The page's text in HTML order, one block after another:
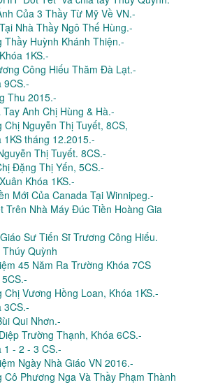
Của 3 Thầy Từ Mỹ Về VN.-
Nhà Thầy Ngô Thế Hùng.-
Thầy Huỳnh Khánh Thiện.-
1KS.-
Công Hiếu Thăm Đà Lạt.-
9CS.-
Thu 2015.-
Anh Chị Hùng & Hà.-
Chị Nguyễn Thị Tuyết, 8CS,
1KS tháng 12.2015.-
Thị Tuyết. 8CS.-
Đặng Thị Yến, 5CS.-
Khóa 1KS.-
Mới Của Canada Tại Winnipeg.-
Trên Nhà Máy Đúc Tiền Hoàng Gia
Sư Tiến Sĩ Trương Công Hiếu.
Quỳnh
45 Năm Ra Trường Khóa 7CS
Chị Vương Hồng Loan, Khóa 1KS.-
3CS.-
Qui Nhơn.-
Trường Thạnh, Khóa 6CS.-
1 - 2 - 3 CS.-
Ngày Nhà Giáo VN 2016.-
Cô Phương Nga Và Thầy Phạm Thành